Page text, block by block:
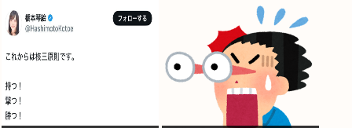
っちが正解なの？